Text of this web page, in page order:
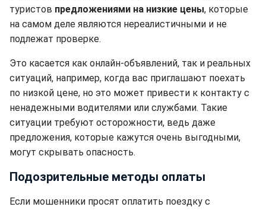
туристов предложениями на низкие цены, которые
на самом деле являются нереалистичными и не
подлежат проверке.
Это касается как онлайн-объявлений, так и реальных
ситуаций, например, когда вас приглашают поехать
по низкой цене, но это может привести к контакту с
ненадежными водителями или службами. Такие
ситуации требуют осторожности, ведь даже
предложения, которые кажутся очень выгодными,
могут скрывать опасность.
Подозрительные методы оплаты
Если мошенники просят оплатить поездку с